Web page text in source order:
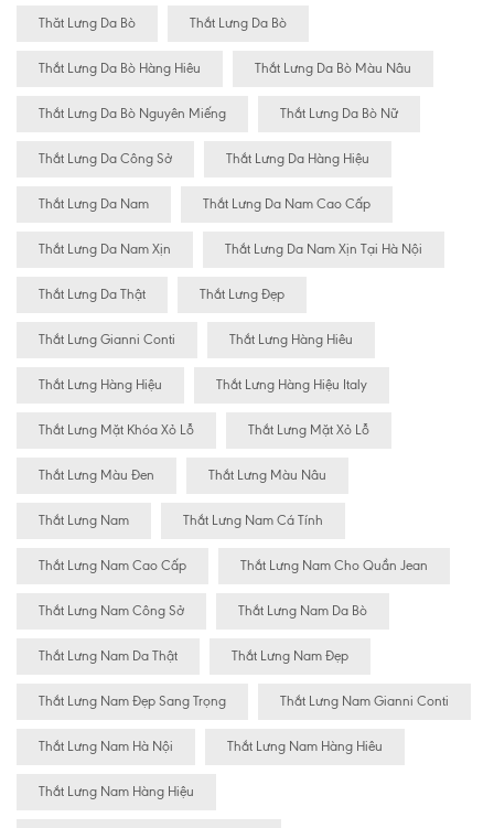
Thăt Lưng Da Bò Thắt Lưng Da Bò
Thắt Lưng Da Bò Hàng Hiêu Thắt Lưng Da Bò Màu Nâu
Thắt Lưng Da Bò Nguyên Miếng Thắt Lưng Da Bò Nữ
Thắt Lưng Da Công Sở Thắt Lưng Da Hàng Hiệu
Thắt Lưng Da Nam Thắt Lưng Da Nam Cao Cấp
Thắt Lưng Da Nam Xịn Thắt Lưng Da Nam Xịn Tại Hà Nội
Thắt Lưng Da Thật Thắt Lưng Đẹp
Thắt Lưng Gianni Conti Thắt Lưng Hàng Hiêu
Thắt Lưng Hàng Hiệu Thắt Lưng Hàng Hiệu Italy
Thắt Lưng Mặt Khóa Xỏ Lỗ Thắt Lưng Mặt Xỏ Lỗ
Thắt Lưng Màu Đen Thắt Lưng Màu Nâu
Thắt Lưng Nam Thắt Lưng Nam Cá Tính
Thắt Lưng Nam Cao Cấp Thắt Lưng Nam Cho Quần Jean
Thắt Lưng Nam Công Sở Thắt Lưng Nam Da Bò
Thắt Lưng Nam Da Thật Thắt Lưng Nam Đẹp
Thắt Lưng Nam Đẹp Sang Trọng Thắt Lưng Nam Gianni Conti
Thắt Lưng Nam Hà Nội Thắt Lưng Nam Hàng Hiêu
Thắt Lưng Nam Hàng Hiệu